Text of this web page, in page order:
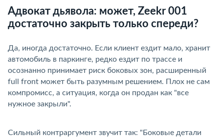
Адвокат дьявола: может, Zeekr 001
достаточно закрыть только спереди?
Да, иногда достаточно. Если клиент ездит мало, хранит
автомобиль в паркинге, редко ездит по трассе и
осознанно принимает риск боковых зон, расширенный
full front может быть разумным решением. Плох не сам
компромисс, а ситуация, когда он продан как "все
нужное закрыли".
Сильный контраргумент звучит так: "Боковые детали